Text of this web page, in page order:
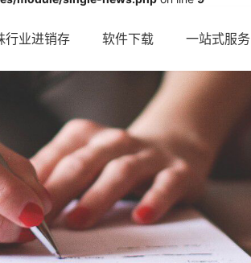
行业进销存 软件下载 一站式服务